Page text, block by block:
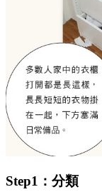
Step1：分類